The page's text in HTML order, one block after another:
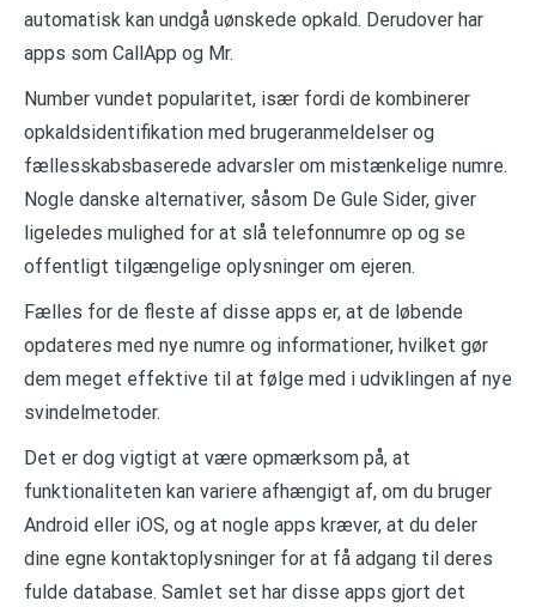
automatisk kan undgå uønskede opkald. Derudover har
apps som CallApp og Mr.
Number vundet popularitet, især fordi de kombinerer
opkaldsidentifikation med brugeranmeldelser og
fællesskabsbaserede advarsler om mistænkelige numre.
Nogle danske alternativer, såsom De Gule Sider, giver
ligeledes mulighed for at slå telefonnumre op og se
offentligt tilgængelige oplysninger om ejeren.
Fælles for de fleste af disse apps er, at de løbende
opdateres med nye numre og informationer, hvilket gør
dem meget effektive til at følge med i udviklingen af nye
svindelmetoder.
Det er dog vigtigt at være opmærksom på, at
funktionaliteten kan variere afhængigt af, om du bruger
Android eller iOS, og at nogle apps kræver, at du deler
dine egne kontaktoplysninger for at få adgang til deres
fulde database. Samlet set har disse apps gjort det